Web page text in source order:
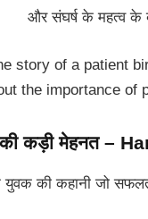
और संघर्ष के महत्व के
story of a patient
the importance of
कड़ी मेहनत –
की कहानी जो